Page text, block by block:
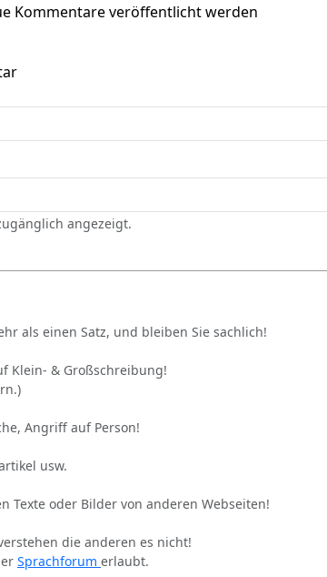
Kommentare veröffentlicht werden
angezeigt.
als einen Satz, und bleiben Sie sachlich!
Klein- & Großschreibung!
Angriff auf Person!
usw.
Texte oder Bilder von anderen Webseiten!
die anderen es nicht!
Sprachforum erlaubt.